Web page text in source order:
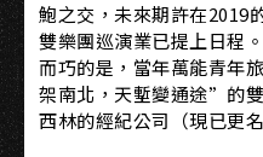
鮑之交，未來期許在
雙樂團巡演業已提上日程。
而巧的是，當年萬能青年
架南北，天塹變通途”的
西林的經紀公司（現已更